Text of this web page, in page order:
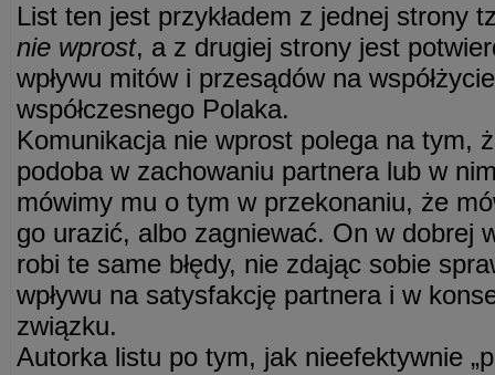
List ten jest przykładem z jednej strony
nie wprost, a z drugiej strony jest
wpływu mitów i przesądów na
współczesnego Polaka.
Komunikacja nie wprost polega na tym,
podoba w zachowaniu partnera lub w
mówimy mu o tym w przekonaniu, że
go urazić, albo zagniewać. On w dobrej
robi te same błędy, nie zdając sobie
wpływu na satysfakcję partnera i w
związku.
Autorka listu po tym, jak nieefektywnie